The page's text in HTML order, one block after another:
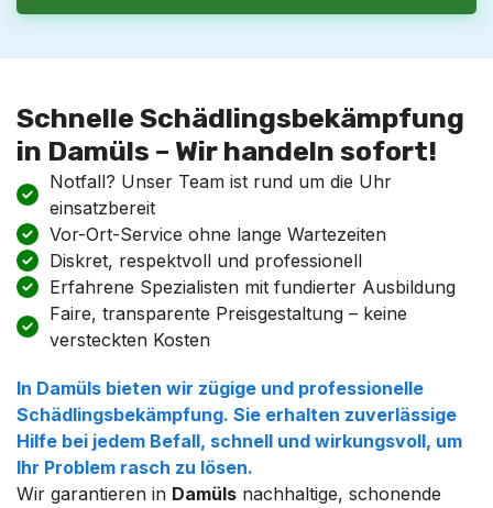
Schnelle Schädlingsbekämpfung
in Damüls – Wir handeln sofort!
Notfall? Unser Team ist rund um die Uhr
einsatzbereit
Vor-Ort-Service ohne lange Wartezeiten
Diskret, respektvoll und professionell
Erfahrene Spezialisten mit fundierter Ausbildung
Faire, transparente Preisgestaltung – keine
versteckten Kosten
In Damüls bieten wir zügige und professionelle
Schädlingsbekämpfung. Sie erhalten zuverlässige
Hilfe bei jedem Befall, schnell und wirkungsvoll, um
Ihr Problem rasch zu lösen.
Wir garantieren in Damüls nachhaltige, schonende